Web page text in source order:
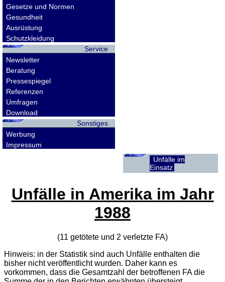
Gesetze und Normen
Gesundheit
Ausrüstung
Schutzkleidung
Service
Newsletter
Beratung
Pressespiegel
Referenzen
Umfragen
Download
Sonstiges
Werbung
Impressum
Unfälle im
Einsatz
Unfälle in Amerika im Jahr
1988
(11 getötete und 2 verletzte FA)
Hinweis: in der Statistik sind auch Unfälle enthalten die
bisher nicht veröffentlicht wurden. Daher kann es
vorkommen, dass die Gesamtzahl der betroffenen FAdie